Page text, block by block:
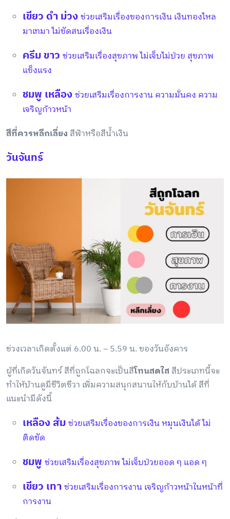
เขียว ดำ ม่วงช่วยเสริมเรื่องของการเงิน เงินทองไหล
มาเทมา ไม่ขัดสนเรื่องเงิน
ครีม ขาว ช่วยเสริมเรื่องสุขภาพ ไม่เจ็บไม่ป่วย สุขภาพ
แข็งแรง
ชมพู เหลืองช่วยเสริมเรื่องการงานความมั่นคง ความ
เจริญก้าวหน้า
สีที่ควรหลีกเลี่ยง สีฟ้าหรือสีน้ำเงิน
วันจันทร์
ช่วงเวลาเกิดตั้งแต่ 6.00 น. – 5.59 น. ของวันอังคาร
ผู้ที่เกิดวันจันทร์ สีที่ถูกโฉลกจะเป็นสีโทนสดใส สีประเภทนี้จะ
ทำให้บ้านดูมีชีวิตชีวา เพิ่มความสนุกสนานให้กับบ้านได้ สีที่
แนะนำมีดังนี้
เหลือง ส้มช่วยเสริมเรื่องของการเงิน หมุนเงินได้ ไม่
ติดขัด
ชมพู ช่วยเสริมเรื่องสุขภาพ ไม่เจ็บป่วยออด ๆ แอด ๆ
เขียว เทาช่วยเสริมเรื่องการงาน เจริญก้าวหน้าในหน้าที่
การงาน